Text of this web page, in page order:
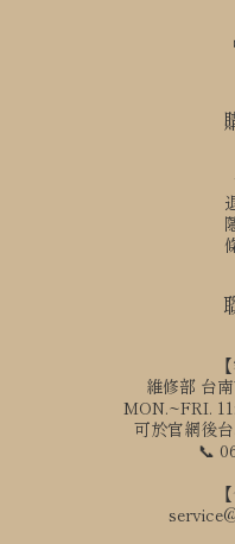
維修部 台
MON.~FRI.
可於官網後
📞